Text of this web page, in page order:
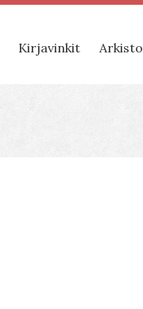
Kirjavinkit Arkisto